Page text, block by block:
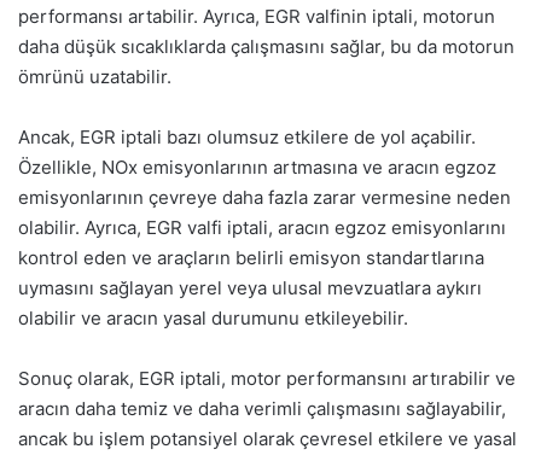
performansı artabilir. Ayrıca, EGR valfinin iptali, motorun
daha düşük sıcaklıklarda çalışmasını sağlar, bu da motorun
ömrünü uzatabilir.
Ancak, EGR iptali bazı olumsuz etkilere de yol açabilir.
Özellikle, NOx emisyonlarının artmasına ve aracın egzoz
emisyonlarının çevreye daha fazla zarar vermesine neden
olabilir. Ayrıca, EGR valfi iptali, aracın egzoz emisyonlarını
kontrol eden ve araçların belirli emisyon standartlarına
uymasını sağlayan yerel veya ulusal mevzuatlara aykırı
olabilir ve aracın yasal durumunu etkileyebilir.
Sonuç olarak, EGR iptali, motor performansını artırabilir ve
aracın daha temiz ve daha verimli çalışmasını sağlayabilir,
ancak bu işlem potansiyel olarak çevresel etkilere ve yasal